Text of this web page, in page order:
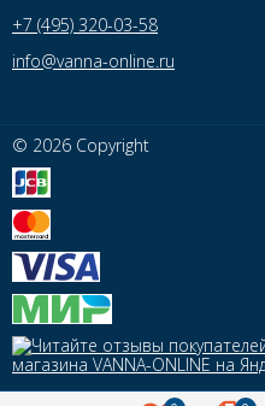
+7 (495) 320-03-58
info@vanna-online.ru
© 2026 Copyright